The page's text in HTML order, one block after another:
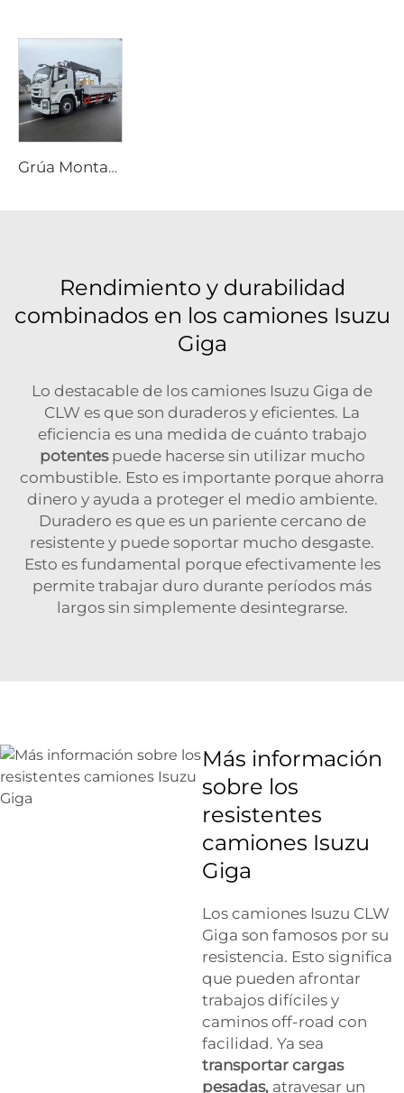
Grúa Montada en Camión Isuzu Giga FTR 205 hp
Rendimiento y durabilidad
combinados en los camiones Isuzu
Giga
Lo destacable de los camiones Isuzu Giga de
CLW es que son duraderos y eficientes. La
eficiencia es una medida de cuánto trabajo
potentes puede hacerse sin utilizar mucho
combustible. Esto es importante porque ahorra
dinero y ayuda a proteger el medio ambiente.
Duradero es que es un pariente cercano de
resistente y puede soportar mucho desgaste.
Esto es fundamental porque efectivamente les
permite trabajar duro durante períodos más
largos sin simplemente desintegrarse.
Más información
sobre los
resistentes
camiones Isuzu
Giga
Los camiones Isuzu CLW
Giga son famosos por su
resistencia. Esto significa
que pueden afrontar
trabajos difíciles y
caminos off-road con
facilidad. Ya sea
transportar cargas
pesadas, atravesar un